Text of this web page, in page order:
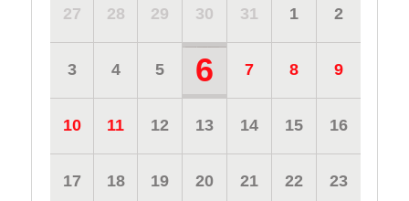
27 28 29 30 31 1 2
3 4 5 6 7 8 9
10 11 12 13 14 15 16
17 18 19 20 21 22 23